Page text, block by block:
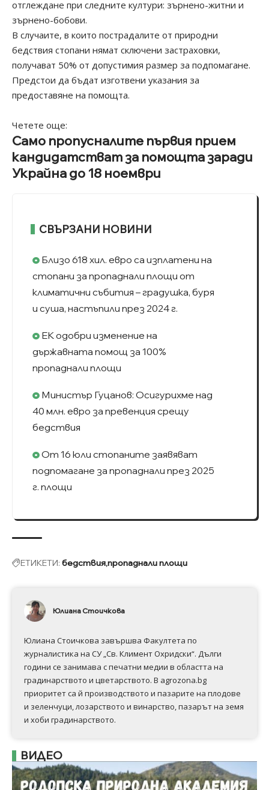
отглеждане при следните култури: зърнено-житни и
зърнено-бобови.
В случаите, в които пострадалите от природни
бедствия стопани нямат сключени застраховки,
получават 50% от допустимия размер за подпомагане.
Предстои да бъдат изготвени указания за
предоставяне на помощта.
Четете още:
Само пропусналите първия прием
кандидатстват за помощта заради
Украйна до 18 ноември
СВЪРЗАНИ НОВИНИ
Близо 618 хил. евро са изплатени на
стопани за пропаднали площи от
климатични събития – градушка, буря
и суша, настъпили през 2024 г.
ЕК одобри изменение на
държавната помощ за 100%
пропаднали площи
Министър Гуцанов: Осигурихме над
40 млн. евро за превенция срещу
бедствия
От 16 юли стопаните заявяват
подпомагане за пропаднали през 2025
г. площи
ЕТИКЕТИ: бедствияпропаднали площи
Юлиана Стоичкова
Юлиана Стоичкова завършва Факултета по
журналистика на СУ „Св. Климент Охридски“. Дълги
години се занимава с печатни медии в областта на
градинарството и цветарството. В agrozona.bg
приоритет са й производството и пазарите на плодове
и зеленчуци, лозарството и винарство, пазарът на земя
и хоби градинарството.
ВИДЕО